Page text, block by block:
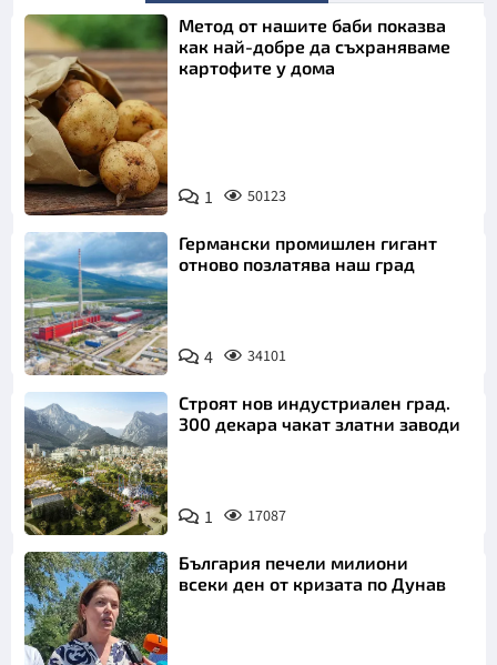
Снимка:
Пиксабей
Метод от нашите баби показва
как най-добре да съхраняваме
картофите у дома
1 50123
Германски промишлен гигант
отново позлатява наш град
4 34101
Строят нов индустриален град.
300 декара чакат златни заводи
1 17087
България печели милиони
всеки ден от кризата по Дунав